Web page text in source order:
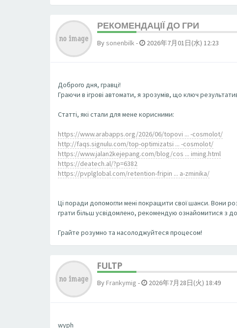
РЕКОМЕНДАЦІЇ ДО ГРИ
By sonenbilk- 2026年7月01日(水) 12:23
Доброго дня, гравці!
Граючи в ігрові автомати, я зрозумів, що ключ
Статті, які стали для мене корисними:
https://www.arabapps.org/2026/06/topovi ... -cosmolot/
http://faqs.signulu.com/top-optimizatsi ... -cosmolot/
https://www.jalan2kejepang.com/blog/cos ... iming.html
https://deatech.al/?p=6382
https://pvplglobal.com/retention-fripin ... a-zminika/
Ці поради допомогли мені покращити свої шанси. Вони
грати більш усвідомлено, рекомендую ознайомитися з
Грайте розумно та насолоджуйтеся процесом!
FULTP
By Frankymig - 2026年7月28日(火) 18:49
wyph